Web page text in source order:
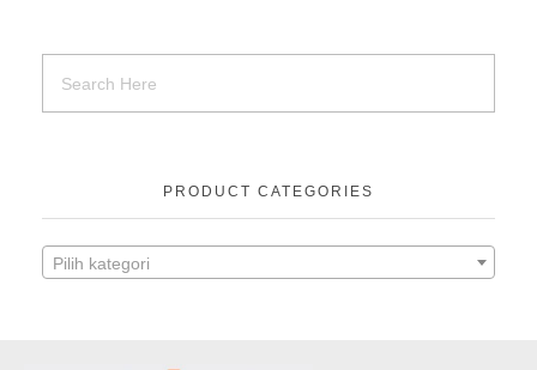
PRODUCT CATEGORIES
Pilih kategori